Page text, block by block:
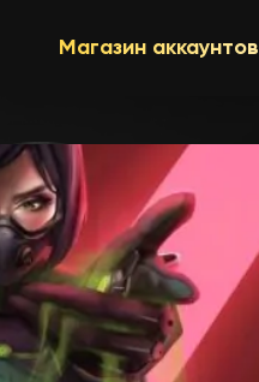
Магазин аккаунтов